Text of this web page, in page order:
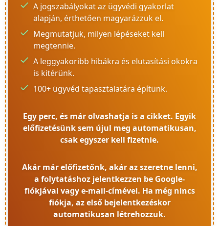
A jogszabályokat az ügyvédi gyakorlat
alapján, érthetően magyarázzuk el.
Megmutatjuk, milyen lépéseket kell
megtennie.
A leggyakoribb hibákra és elutasítási okokra
is kitérünk.
100+ ügyvéd tapasztalatára építünk.
Egy perc, és már olvashatja is a cikket. Egyik
előfizetésünk sem újul meg automatikusan,
csak egyszer kell fizetnie.
Akár már előfizetőnk, akár az szeretne lenni,
a folytatáshoz jelentkezzen be Google-
fiókjával vagy e-mail-címével. Ha még nincs
fiókja, az első bejelentkezéskor
automatikusan létrehozzuk.